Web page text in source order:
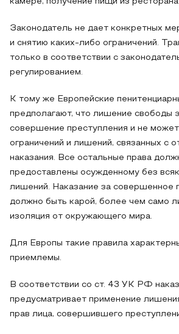
Законодатель не дает конкретных
и снятию каких-либо ограничений.
только в соответствии с
регулированием.
К тому же Европейские
предполагают, что лишение свободы
совершение преступления и не
ограничений и лишений, связанных с
наказания. Все остальные права
предоставлены осужденному без
лишений. Наказание за совершенное
должно быть карой, более чем само
изоляция от окружающего мира.
Для Европы такие правила
приемлемы.
В соответствии со ст. 43 УК РФ
предусматривает применение
прав лица, совершившего